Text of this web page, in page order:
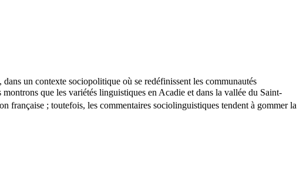
dans un contexte sociopolitique où se redéfinissent les communautés
que les variétés linguistiques en Acadie et dans la vallée du Saint-
française ; toutefois, les commentaires sociolinguistiques tendent à gommer la